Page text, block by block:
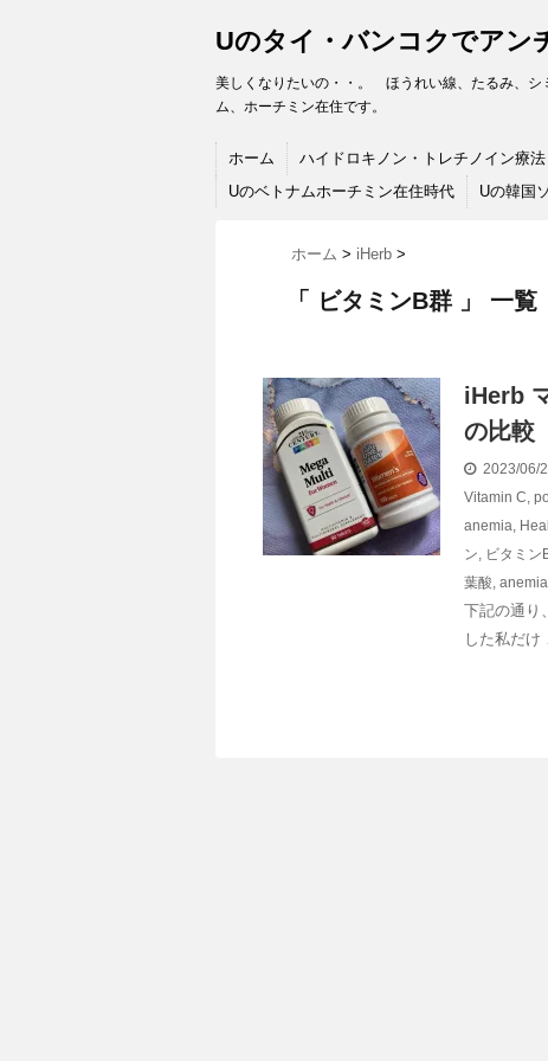
Uのタイ・バンコクでアン
美しくなりたいの・・。 ほうれい線、たるみ、シ
ム、ホーチミン在住です。
ホーム ハイドロキノン・トレチノイン療法
Uのベトナムホーチミン在住時代
Uの韓国
ホーム > iHerb >
「 ビタミンB群 」 一覧
iHerb
の比較
2023/06/
Vitamin C,
anemia,
ン, ビタミン
葉酸, anemia
下記の通り
した私だ